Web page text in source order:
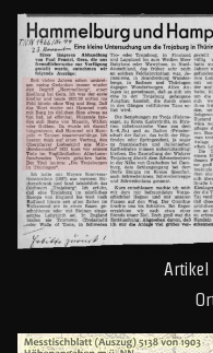
Artikel